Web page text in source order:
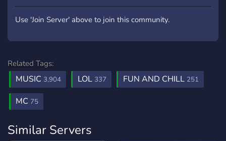
Use 'Join Server' above to join this community.
Related Tags:
MUSIC 3,904 LOL 337 FUN AND CHILL 251
MC 75
Similar Servers